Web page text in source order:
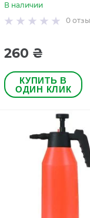
В наличии
0
260 ₴
КУПИТЬ В
ОДИН КЛИК